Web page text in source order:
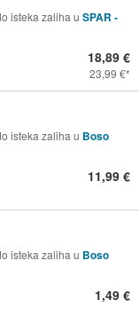
isteka zaliha u SPAR -
18,89 €
23,99 €
isteka zaliha u Boso
11,99 €
isteka zaliha u Boso
1,49 €